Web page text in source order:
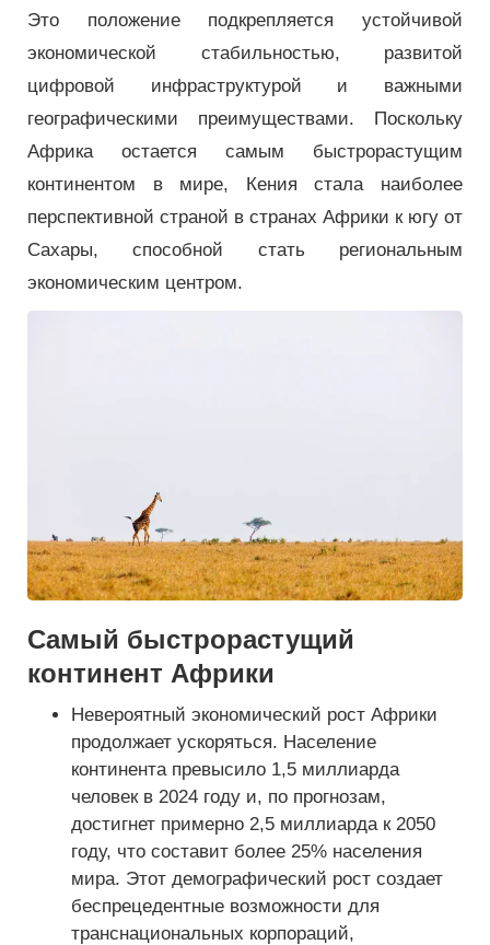
Это положение подкрепляется устойчивой
экономической стабильностью, развитой
цифровой инфраструктурой и важными
географическими преимуществами. Поскольку
Африка остается самым быстрорастущим
континентом в мире, Кения стала наиболее
перспективной страной в странах Африки к югу от
Сахары, способной стать региональным
экономическим центром.
Самый быстрорастущий
континент Африки
Невероятный экономический рост Африки
продолжает ускоряться. Население
континента превысило 1,5 миллиарда
человек в 2024 году и, по прогнозам,
достигнет примерно 2,5 миллиарда к 2050
году, что составит более 25% населения
мира. Этот демографический рост создает
беспрецедентные возможности для
транснациональных корпораций,